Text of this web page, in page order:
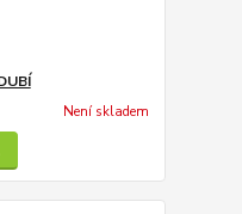
Není skladem